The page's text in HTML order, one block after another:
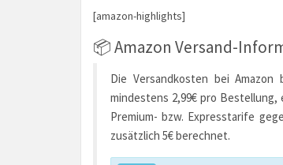
[amazon-highlights]
📦 Amazon Versand-
Die Versandkosten bei
mindestens 2,99€ pro
Premium- bzw. Expresstarife
zusätzlich 5€ berechnet.